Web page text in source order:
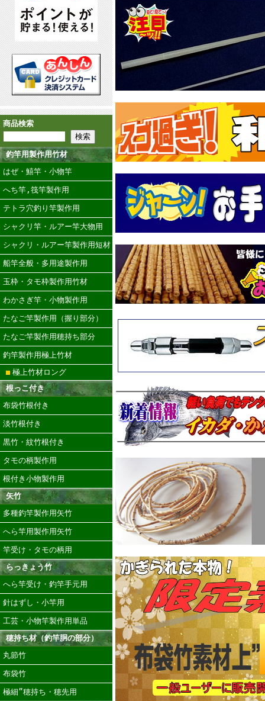
商品検索
釣竿用製作用竹材
はぜ・鱚竿・小物竿
へち竿,筏竿製作用
テトラ穴釣り竿製作用
シャクリ竿・ルアー竿大物用
シャクリ・ルアー竿製作用短材
船竿全般・多用途製作用
玉枠・タモ枠製作用竹材
わかさぎ竿・小物製作用
たなご竿製作用（握り部分）
たなご竿製作用穂持ち部分
釣竿製作用極上竹材
極上竹材ロング
根っこ付き
布袋竹根付き
淡竹根付き
黒竹・紋竹根付き
タモの柄製作用
根付き小物製作用
矢竹
多種釣竿製作用矢竹
へら竿用製作用矢竹
竿受け・タモの柄用
らっきょう竹
へら竿受け・釣竿手元用
針はずし・小竿用
工芸・小物竿製作用単品
穂持ち材（釣竿胴の部分）
丸節竹
布袋竹
極細”穂持ち・穂先用